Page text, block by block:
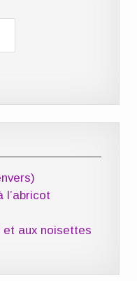
l’abricot
et aux noisettes